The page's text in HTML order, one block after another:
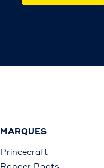
MARQUES
Princecraft